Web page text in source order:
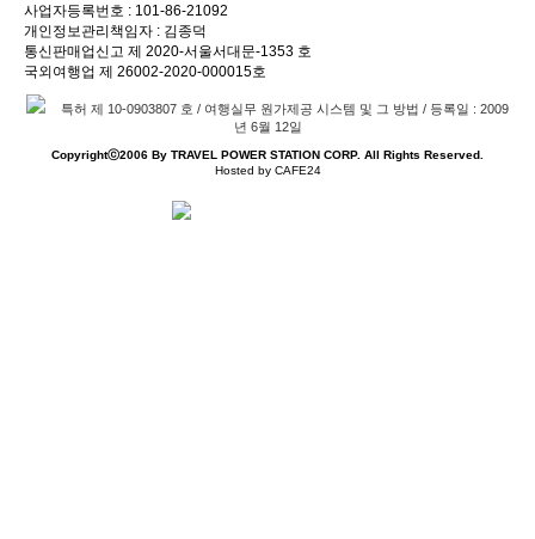
사업자등록번호 : 101-86-21092
개인정보관리책임자 : 김종덕
통신판매업신고 제 2020-서울서대문-1353 호
국외여행업 제 26002-2020-000015호
특허 제 10-0903807 호 / 여행실무 원가제공 시스템 및 그 방법 / 등록일 : 2009
년 6월 12일
Copyrightⓒ2006 By TRAVEL POWER STATION CORP. All Rights Reserved.
Hosted by CAFE24